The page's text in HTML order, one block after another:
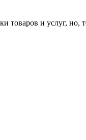
товаров и услуг,